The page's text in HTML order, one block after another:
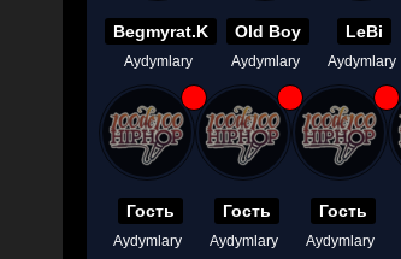
Begmyrat.K
Aydymlary
Old Boy
Aydymlary
LeBi
Aydymlary
Гость
Aydymlary
Гость
Aydymlary
Гость
Aydymlary